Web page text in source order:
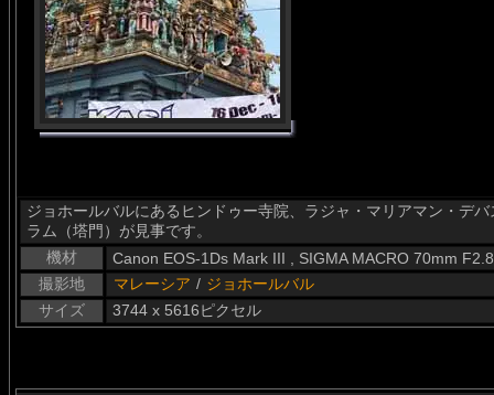
ジョホールバルにあるヒンドゥー寺院、ラジャ・マリアマン・デ
ラム（塔門）が見事です。
機材
Canon EOS-1Ds Mark III , SIGMA MACRO 70mm
撮影地
マレーシア / ジョホールバル
サイズ
3744 x 5616ピクセル